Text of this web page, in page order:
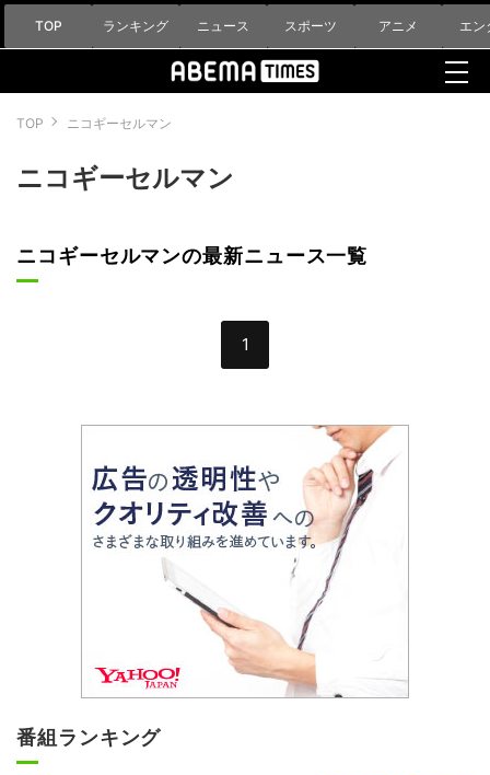
TOP ランキング ニュース スポーツ アニメ エン
TOP ニコギーセルマン
ニコギーセルマン
ニコギーセルマンの最新ニュース一覧
1
番組ランキング